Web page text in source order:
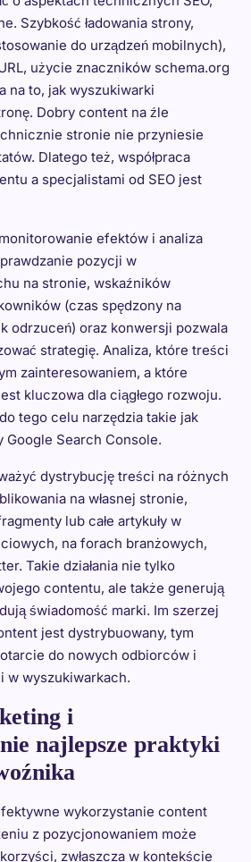
Szybkość ładowania strony,
do urządzeń mobilnych),
użycie znaczników schema.org
na to, jak wyszukiwarki
Dobry content na źle
stronie nie przyniesie
Dlatego też, współpraca
a specjalistami od SEO jest
efektów i analiza
pozycji w
na stronie, wskaźników
(czas spędzony na
odrzuceń) oraz konwersji pozwala
strategię. Analiza, które treści
zainteresowaniem, a które
kluczowa dla ciągłego rozwoju.
tego celu narzędzia takie jak
Google Search Console.
dystrybucję treści na różnych
na własnej stronie,
lub całe artykuły w
na forach branżowych,
Takie działania nie tylko
contentu, ale także generują
świadomość marki. Im szerzej
jest dystrybuowany, tym
do nowych odbiorców i
w wyszukiwarkach.
i
najlepsze praktyki
wykorzystanie content
z pozycjonowaniem może
zwłaszcza w kontekście